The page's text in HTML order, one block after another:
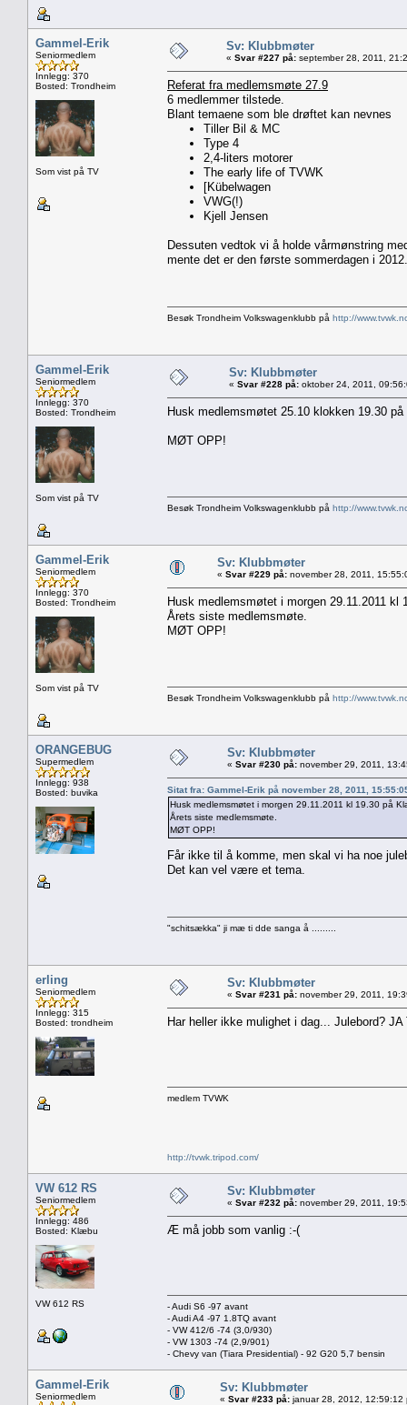
Gammel-Erik
Seniormedlem
Innlegg: 370
Bosted: Trondheim
Som vist på TV
Sv: Klubbmøter
« Svar #227 på: september 28, 2011,
Referat fra medlemsmøte 27.9
6 medlemmer tilstede.
Blant temaene som ble drøftet kan nevnes
Tiller Bil & MC
Type 4
2,4-liters motorer
The early life of TVWK
[Kübelwagen
VWG(!)
Kjell Jensen
Dessuten vedtok vi å holde vårmønstring
mente det er den første sommerdagen i 2012.
Besøk Trondheim Volkswagenklubb på http://
Gammel-Erik
Seniormedlem
Innlegg: 370
Bosted: Trondheim
Som vist på TV
Sv: Klubbmøter
« Svar #228 på: oktober 24, 2011,
Husk medlemsmøtet 25.10 klokken 19.30
MØT OPP!
Besøk Trondheim Volkswagenklubb på http://
Gammel-Erik
Seniormedlem
Innlegg: 370
Bosted: Trondheim
Som vist på TV
Sv: Klubbmøter
« Svar #229 på: november 28, 2011,
Husk medlemsmøtet i morgen 29.11.2011
Årets siste medlemsmøte.
MØT OPP!
Besøk Trondheim Volkswagenklubb på http://
ORANGEBUG
Supermedlem
Innlegg: 938
Bosted: buvika
Sv: Klubbmøter
« Svar #230 på: november 29, 2011,
Sitat fra: Gammel-Erik på november 28, 2011,
Husk medlemsmøtet i morgen 29.11.2011 kl 19.30 på
Årets siste medlemsmøte.
MØT OPP!
Får ikke til å komme, men skal vi ha noe
Det kan vel være et tema.
"schitsækka" ji mæ ti dde sanga å .........
erling
Seniormedlem
Innlegg: 315
Bosted: trondheim
Sv: Klubbmøter
« Svar #231 på: november 29, 2011,
Har heller ikke mulighet i dag... Julebord? JA
medlem TVWK
http://tvwk.tripod.com/
VW 612 RS
Seniormedlem
Innlegg: 486
Bosted: Klæbu
VW 612 RS
Sv: Klubbmøter
« Svar #232 på: november 29, 2011,
Æ må jobb som vanlig :-(
- Audi S6 -97 avant
- Audi A4 -97 1.8TQ avant
- VW 412/6 -74 (3,0/930)
- VW 1303 -74 (2,9/901)
- Chevy van (Tiara Presidential) - 92 G20 5,7 bensin
Gammel-Erik
Seniormedlem
Sv: Klubbmøter
« Svar #233 på: januar 28, 2012, 12:59:12